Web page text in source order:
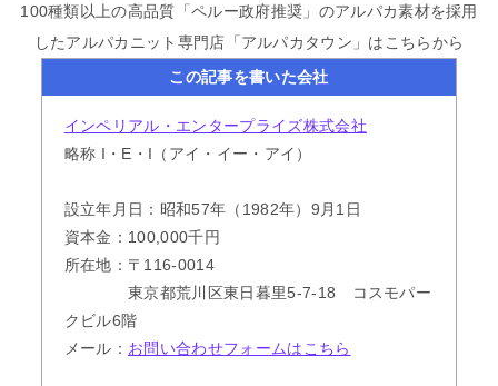
100種類以上の高品質「ペルー政府推奨」のアルパカ素材を採用
したアルパカニット専門店「アルパカタウン」はこちらから
この記事を書いた会社
インペリアル・エンタープライズ株式会社
略称 I・E・I（アイ・イー・アイ）
設立年月日：昭和57年（1982年）9月1日
資本金：100,000千円
所在地：〒116-0014
東京都荒川区東日暮里5-7-18 コスモパー
クビル6階
メール： お問い合わせフォームはこちら